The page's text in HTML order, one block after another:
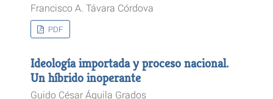
Francisco A. Távara Córdova
PDF
Ideología importada y proceso nacional.
Un híbrido inoperante
Guido César Águila Grados